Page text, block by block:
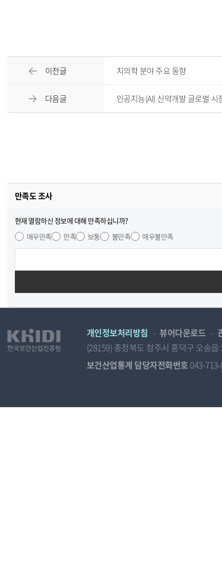
이전글 치의학 분야 주요 동향
다음글 인공지능(AI) 신약개발 글로벌 시
만족도 조사
현재 열람하신 정보에 대해 만족하십니까?
매우만족
만족 보통 불만족 매우불만족
개인정보처리방침 뷰어다운로드
(28159) 충청북도 청주시 흥덕구 오송
보건산업통계 담당자전화번호 043-